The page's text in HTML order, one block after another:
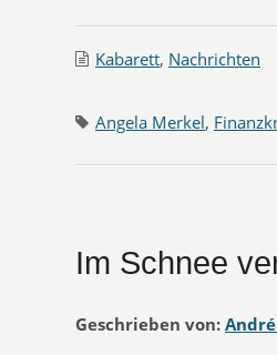
Kabarett, Nachrichten
Angela Merkel,
Im Schnee
Geschrieben von: